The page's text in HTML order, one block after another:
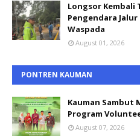
Longsor Kembali
Pengendara
Waspada
August 01, 2026
PONTREN KAUMAN
Kauman Sambut
Program
August 07, 2026